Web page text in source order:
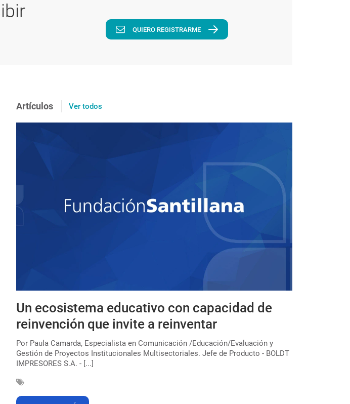
QUIERO REGISTRARME
Artículos Ver todos
Un ecosistema educativo con capacidad de
reinvención que invite a reinventar
Por Paula Camarda, Especialista en Comunicación /Educación/Evaluación y
Gestión de Proyectos Institucionales Multisectoriales. Jefe de Producto - BOLDT
IMPRESORES S.A. - [...]